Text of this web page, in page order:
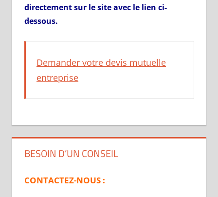
directement sur le site avec le lien ci-
dessous.
Demander votre devis mutuelle
entreprise
BESOIN D’UN CONSEIL
CONTACTEZ-NOUS :